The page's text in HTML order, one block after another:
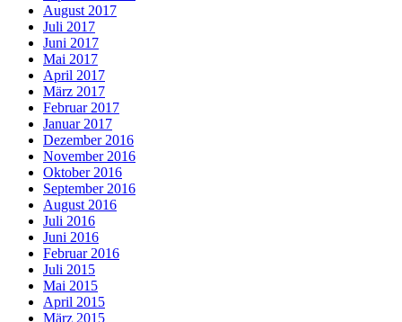
August 2017
Juli 2017
Juni 2017
Mai 2017
April 2017
März 2017
Februar 2017
Januar 2017
Dezember 2016
November 2016
Oktober 2016
September 2016
August 2016
Juli 2016
Juni 2016
Februar 2016
Juli 2015
Mai 2015
April 2015
März 2015